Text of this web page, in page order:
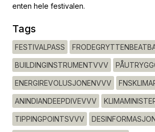
enten hele festivalen.
Tags
FESTIVALPASS
BUILDINGINSTRUMENTVVV
ENERGIREVOLUSJONENVVV
ANINDIANDEEPDIVEVVV
TIPPINGPOINTSVVV